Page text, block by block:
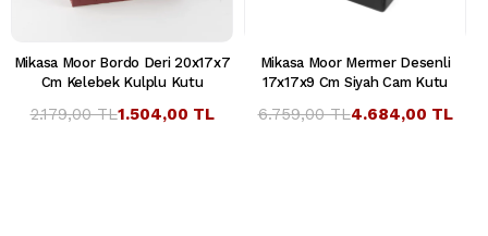
Mikasa Moor Bordo Deri 20x17x7
Cm Kelebek Kulplu Kutu
1.504,00 TL
2.179,00 TL
Mikasa Moor Mermer Desenli
17x17x9 Cm Siyah Cam Kutu
4.684,00 TL
6.759,00 TL